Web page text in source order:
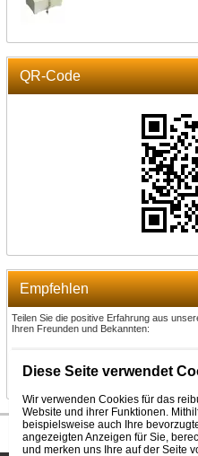
QR-Code
Empfehlen
Teilen Sie die positive Erfahrung aus
Ihren Freunden und Bekannten:
© 2026
Diese Seite verwendet
Wir verwenden Cookies für das
Website und ihrer Funktionen.
beispielsweise auch Ihre
angezeigten Anzeigen für Sie,
und merken uns Ihre auf der Seite